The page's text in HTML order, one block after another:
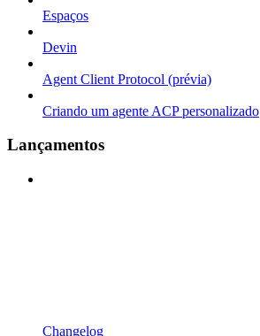
Espaços
Devin
Agent Client Protocol (prévia)
Criando um agente ACP personalizado
Lançamentos
Changelog